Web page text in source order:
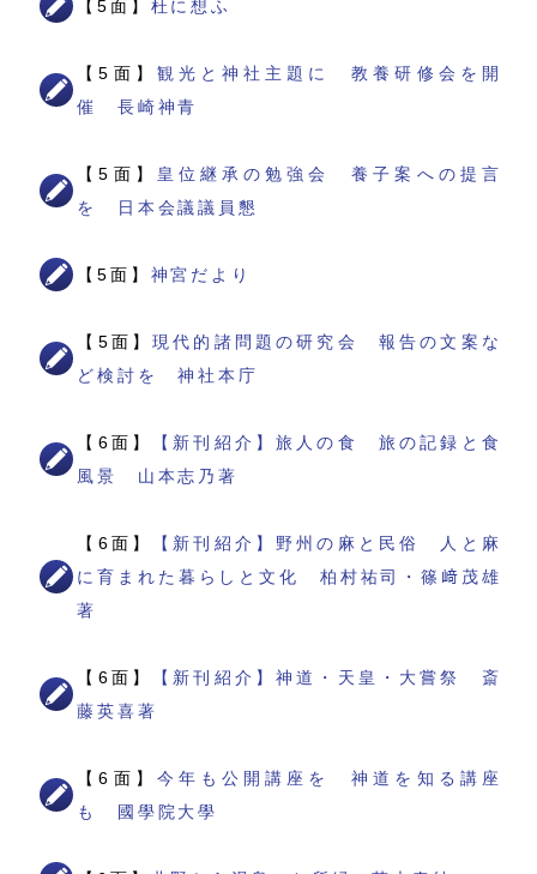
【5面】 杜に想ふ
【5面】 観光と神社主題に 教養研修会を開
催 長崎神青
【5面】 皇位継承の勉強会 養子案への提言
を 日本会議議員懇
【5面】 神宮だより
【5面】現代的諸問題の研究会 報告の文案な
ど検討を 神社本庁
【6面】
【新刊紹介】旅人の食 旅の記録と食
風景 山本志乃著
【6面】
【新刊紹介】野州の麻と民俗 人と麻
に育まれた暮らしと文化 柏村祐司・篠﨑茂雄
著
【6面】
【新刊紹介】神道・天皇・大嘗祭 斎
藤英喜著
【6面】 今年も公開講座を 神道を知る講座
も 國學院大學